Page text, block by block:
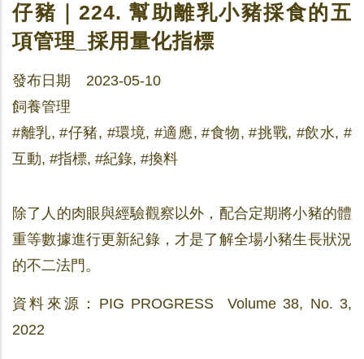
仔豬｜224. 幫助離乳小豬採食的五
項管理_採用量化指標
發布日期 2023-05-10
飼養管理
#離乳, #仔豬, #環境, #適應, #食物, #挑戰, #飲水, #
互動, #指標, #紀錄, #換料
除了人的肉眼與經驗觀察以外，配合定期將小豬的體
重等數據進行更新紀錄，才是了解全場小豬生長狀況
的不二法門。
資料來源：PIG PROGRESS Volume 38, No. 3,
2022